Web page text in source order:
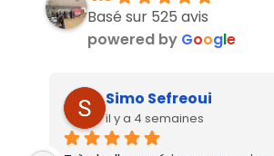
Basé sur 525 avis
powered by Google
Simo Sefreoui
il y a 4 semaines